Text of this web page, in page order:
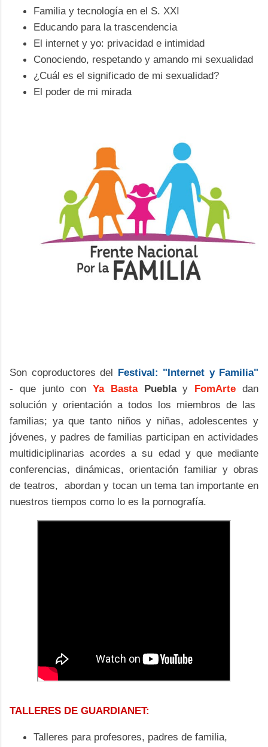
Familia y tecnología en el S. XXI
Educando para la trascendencia
El internet y yo: privacidad e intimidad
Conociendo, respetando y amando mi sexualidad
¿Cuál es el significado de mi sexualidad?
El poder de mi mirada
Son coproductores del
Festival: "Internet y Familia"
- que junto conYa BastaPueblay FomArte dan
solución y orientación a todos los miembros de las
familias; ya que tanto niños y niñas, adolescentes y
jóvenes, y padres de familias participan en actividades
multidiciplinarias acordes a su edad y que mediante
conferencias, dinámicas, orientación familiar y obras
de teatros, abordan y tocan un tema tan importante en
nuestros tiempos como lo es la pornografía.
TALLERES DE GUARDIANET:
Talleres para profesores, padres de familia,